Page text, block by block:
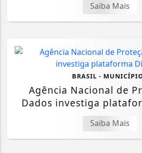
Saiba Mais
BRASIL -
Agência Nacional de
Dados investiga
Saiba Mais